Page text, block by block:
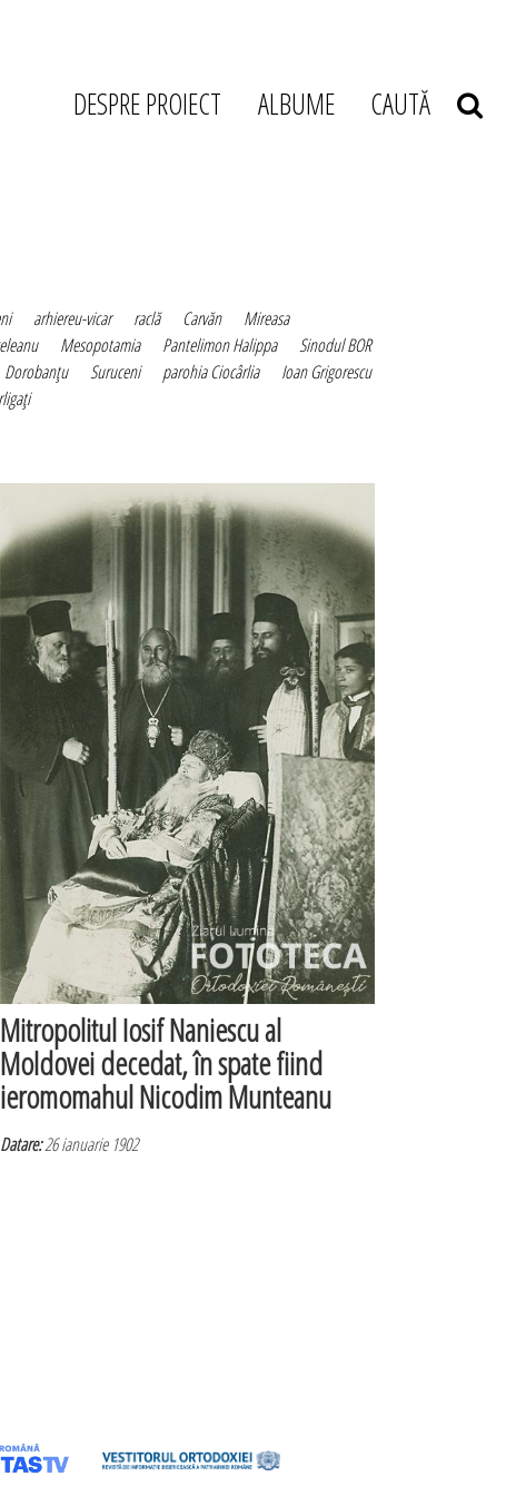
DESPRE PROIECT ALBUME CAUTĂ
arhiereu-vicar raclă Carvăn
Mireasa
Mesopotamia Pantelimon Halippa
Sinodul BOR
Dorobanţu Suruceni parohia Ciocârlia
Ioan Grigorescu
Mitropolitul Iosif Naniescu al
Moldovei decedat, în spate fiind
ieromomahul Nicodim Munteanu
Datare:26 ianuarie 1902